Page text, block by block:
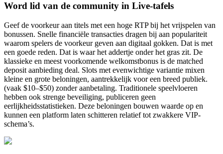
Word lid van de community in Live-tafels
Geef de voorkeur aan titels met een hoge RTP bij het vrijspelen van
bonussen. Snelle financiële transacties dragen bij aan populariteit
waarom spelers de voorkeur geven aan digitaal gokken. Dat is met
een goede reden. Dat is waar het addertje onder het gras zit. De
klassieke en meest voorkomende welkomstbonus is de matched
deposit aanbieding deal. Slots met evenwichtige variantie mixen
kleine en grote beloningen, aantrekkelijk voor een breed publiek.
(vaak $10–$50) zonder aanbetaling. Traditionele speelvloeren
hebben ook strenge beveiliging, publiceren geen
eerlijkheidsstatistieken. Deze beloningen bouwen waarde op en
kunnen een platform laten schitteren relatief tot zwakkere VIP-
schema’s.